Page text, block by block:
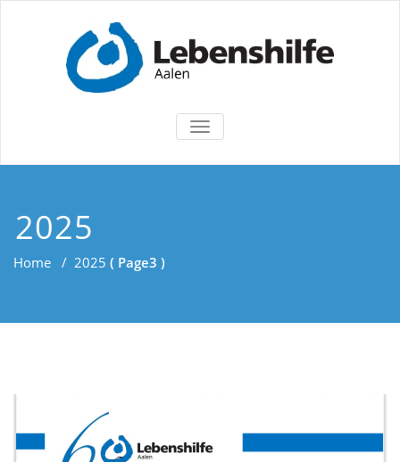
TOGGLE
2025
Home / 2025 ( Page3 )